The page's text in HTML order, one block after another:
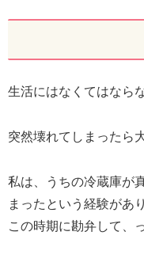
生活にはなくてはなら
突然壊れてしまったら
私は、うちの冷蔵庫が
まったという経験があ
この時期に勘弁して、